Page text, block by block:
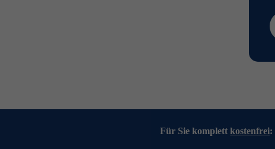
Für Sie komplettkostenfrei: